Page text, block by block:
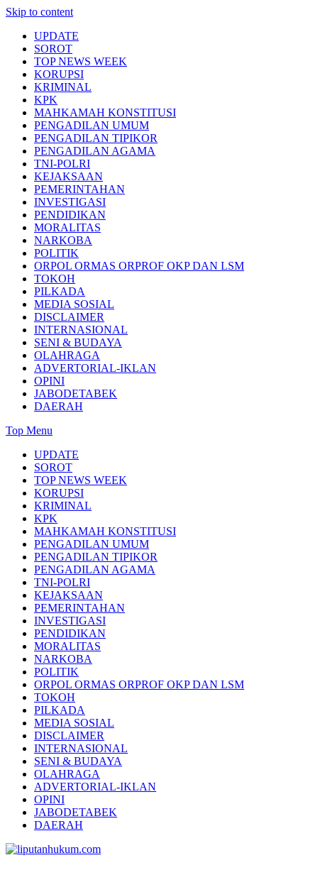
Skip to content
UPDATE
SOROT
TOP NEWS WEEK
KORUPSI
KRIMINAL
KPK
MAHKAMAH KONSTITUSI
PENGADILAN UMUM
PENGADILAN TIPIKOR
PENGADILAN AGAMA
TNI-POLRI
KEJAKSAAN
PEMERINTAHAN
INVESTIGASI
PENDIDIKAN
MORALITAS
NARKOBA
POLITIK
ORPOL ORMAS ORPROF OKP DAN LSM
TOKOH
PILKADA
MEDIA SOSIAL
DISCLAIMER
INTERNASIONAL
SENI & BUDAYA
OLAHRAGA
ADVERTORIAL-IKLAN
OPINI
JABODETABEK
DAERAH
Top Menu
UPDATE
SOROT
TOP NEWS WEEK
KORUPSI
KRIMINAL
KPK
MAHKAMAH KONSTITUSI
PENGADILAN UMUM
PENGADILAN TIPIKOR
PENGADILAN AGAMA
TNI-POLRI
KEJAKSAAN
PEMERINTAHAN
INVESTIGASI
PENDIDIKAN
MORALITAS
NARKOBA
POLITIK
ORPOL ORMAS ORPROF OKP DAN LSM
TOKOH
PILKADA
MEDIA SOSIAL
DISCLAIMER
INTERNASIONAL
SENI & BUDAYA
OLAHRAGA
ADVERTORIAL-IKLAN
OPINI
JABODETABEK
DAERAH